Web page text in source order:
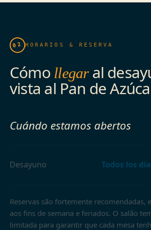
02 HORARIOS & RESERVA
Cómo llegaral
vista al Pan de
Cuándo estamos abertos
Desayuno Todos los
Reservas são fortemente recomendadas,
aos fins de semana e feriados. O salão
limitada para garantir que cada mesa